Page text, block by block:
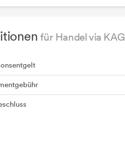
für Handel via KAG